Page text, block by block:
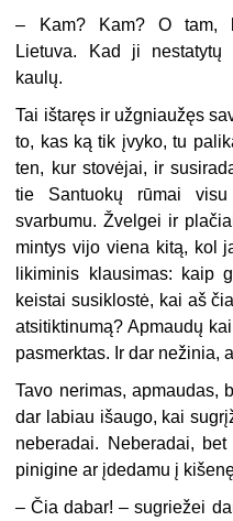
– Kam? Kam? O tam,
Lietuva. Kad ji nestatytų
kaulų.
Tai ištaręs ir užgniaužęs
to, kas ką tik įvyko, tu
ten, kur stovėjai, ir
tie Santuokų rūmai
svarbumu. Žvelgei ir
mintys vijo viena kitą, kol
likiminis klausimas: kaip
keistai susiklostė, kai aš
atsitiktinumą? Apmaudų
pasmerktas. Ir dar nežinia,
Tavo nerimas, apmaudas,
dar labiau išaugo, kai
neberadai. Neberadai,
pinigine ar įdedamu į
– Čia dabar! – sugriežei